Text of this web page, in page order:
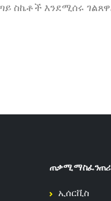
ስኬቶች እንደሚሰሩ
ጠቃሚ
ኢሰርቪስ